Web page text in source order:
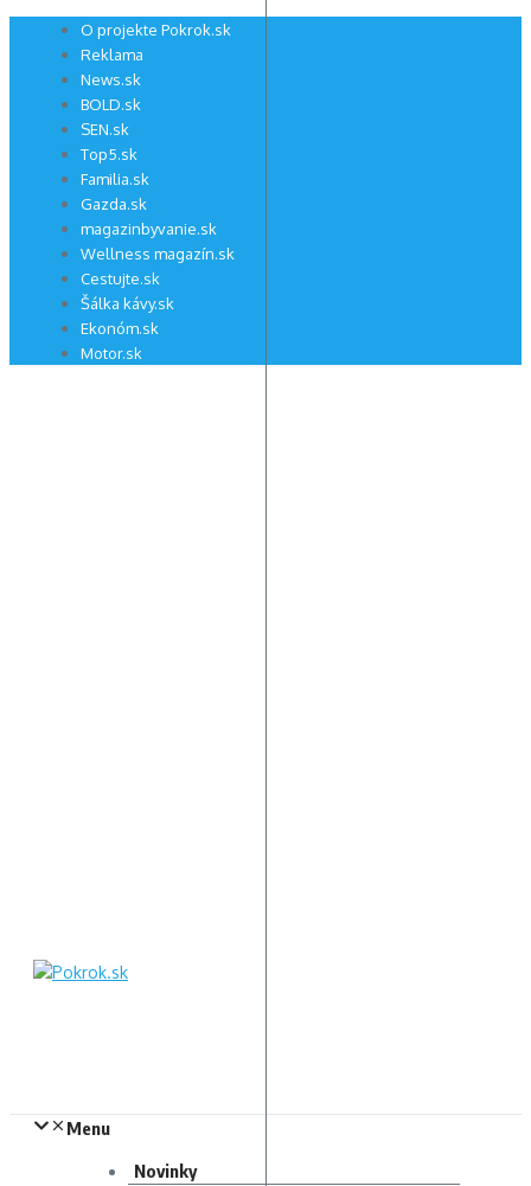
Preskočiť O projekte Pokrok.sk
Reklama
News.sk
BOLD.sk
SEN.sk
Top5.sk
Familia.sk
Gazda.sk
magazinbyvanie.sk
Wellness magazín.sk
Cestujte.sk
Šálka kávy.sk
Ekonóm.sk
Motor.sk
Menu
Novinky